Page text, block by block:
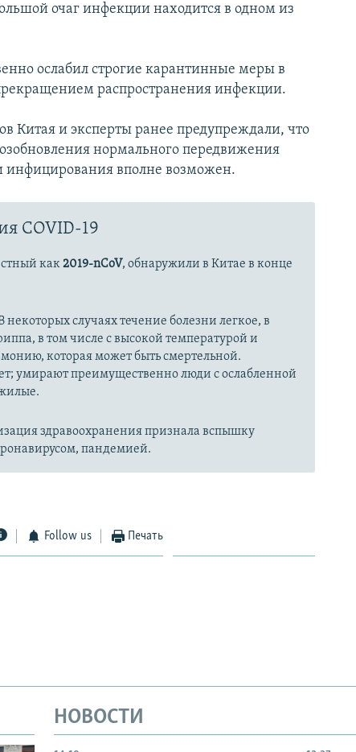
очаг инфекции находится в одном из
ослабил строгие карантинные меры в
распространения инфекции.
Китая и эксперты ранее предупреждали, что
нормального передвижения
инфицирования вполне возможен.
COVID-19
как2019-nCoV, обнаружили в Китае в конце
некоторых случаях течение болезни легкое, в
в том числе с высокой температурой и
которая может быть смертельной.
умирают преимущественно люди с ослабленной
здравоохранения признала вспышку
пандемией.
Follow us Печать
НОВОСТИ